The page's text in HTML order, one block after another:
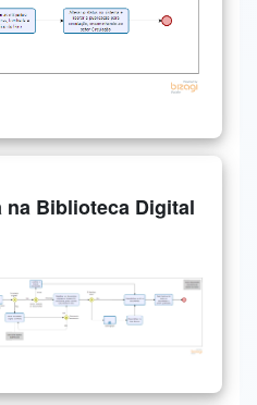
Biblioteca Digital